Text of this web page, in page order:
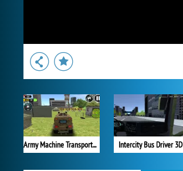
Army Machine Transporter Truck Intercity Bus Driver 3D